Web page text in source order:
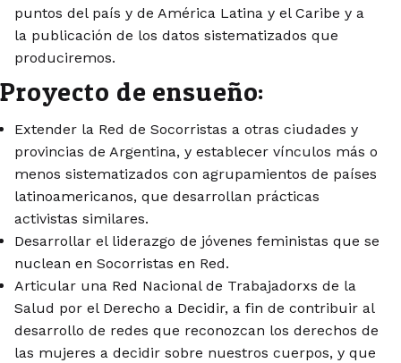
puntos del país y de América Latina y el Caribe y a
la publicación de los datos sistematizados que
produciremos.
Proyecto de ensueño:
Extender la Red de Socorristas a otras ciudades y
provincias de Argentina, y establecer vínculos más o
menos sistematizados con agrupamientos de países
latinoamericanos, que desarrollan prácticas
activistas similares.
Desarrollar el liderazgo de jóvenes feministas que se
nuclean en Socorristas en Red.
Articular una Red Nacional de Trabajadorxs de la
Salud por el Derecho a Decidir, a fin de contribuir al
desarrollo de redes que reconozcan los derechos de
las mujeres a decidir sobre nuestros cuerpos, y que